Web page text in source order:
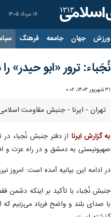
۱۶ مرداد ۱۴۰۵
ورزش جهان جامعه فرهنگ
نُجَباء: ترور «ابو حیدر»
۳۱ شهریور ۱۴۰۳، ۰:۰۲